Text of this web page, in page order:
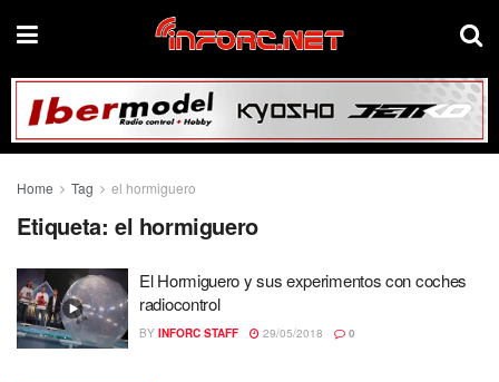
Home Tag el hormiguero
Etiqueta: el hormiguero
El Hormiguero y sus experimentos con coches
radiocontrol
BY INFORC STAFF 29/05/2018 0